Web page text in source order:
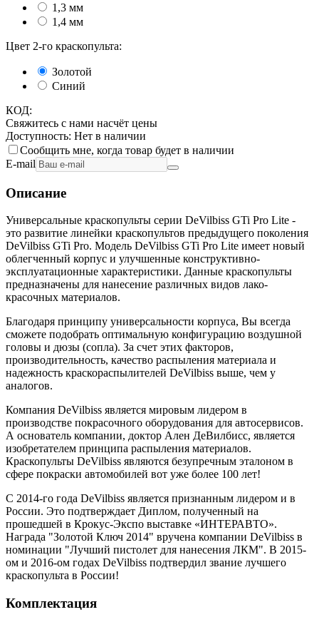
1,3 мм
1,4 мм
Цвет 2-го краскопульта:
Золотой
Синий
КОД:
Свяжитесь с нами насчёт цены
Доступность: Нет в наличии
Сообщить мне, когда товар будет в наличии
E-mail
Описание
Универсальные краскопульты серии DeVilbiss GTi Pro Lite -
это развитие линейки краскопультов предыдущего поколения
DeVilbiss GTi Pro. Модель DeVilbiss GTi Pro Lite имеет новый
облегченный корпус и улучшенные конструктивно-
эксплуатационные характеристики. Данные краскопульты
предназначены для нанесение различных видов лако-
красочных материалов.
Благодаря принципу универсальности корпуса, Вы всегда
сможете подобрать оптимальную конфигурацию воздушной
головы и дюзы (сопла). За счет этих факторов,
производительность, качество распыления материала и
надежность краскораспылителей DeVilbiss выше, чем у
аналогов.
Компания DeVilbiss является мировым лидером в
производстве покрасочного оборудования для автосервисов.
А основатель компании, доктор Ален ДеВилбисс, является
изобретателем принципа распыления материалов.
Краскопульты DeVilbiss являются безупречным эталоном в
сфере покраски автомобилей вот уже более 100 лет!
С 2014-го года DeVilbiss является признанным лидером и в
России. Это подтверждает Диплом, полученный на
прошедшей в Крокус-Экспо выставке «ИНТЕРАВТО».
Награда "Золотой Ключ 2014" вручена компании DeVilbiss в
номинации "Лучший пистолет для нанесения ЛКМ". В 2015-
ом и 2016-ом годах DeVilbiss подтвердил звание лучшего
краскопульта в России!
Комплектация